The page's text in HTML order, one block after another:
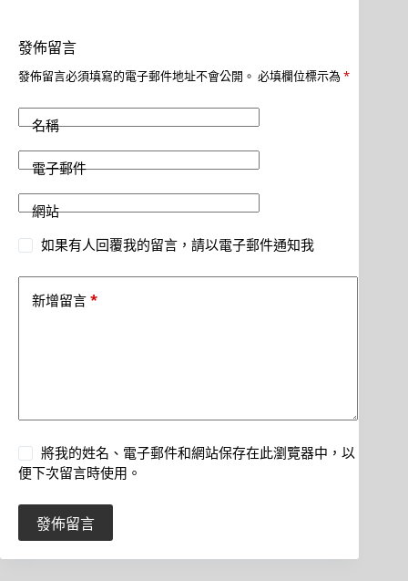
發佈留言
發佈留言必須填寫的電子郵件地址不會公開。 必填欄位標示為 *
名稱
電子郵件
網站
如果有人回覆我的留言，請以電子郵件通知我
新增留言 *
將我的姓名、電子郵件和網站保存在此瀏覽器中，以
便下次留言時使用。
發佈留言